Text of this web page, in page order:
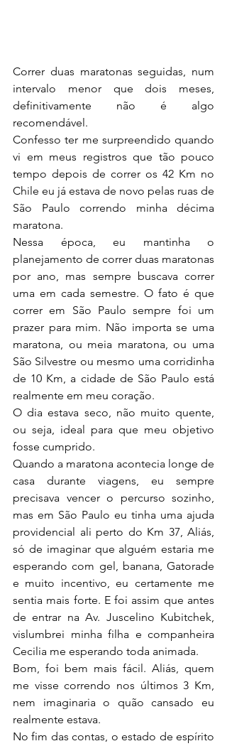
Correr duas maratonas seguidas, num
intervalo menor que dois meses,
definitivamente não é algo
recomendável.
Confesso ter me surpreendido quando
vi em meus registros que tão pouco
tempo depois de correr os 42 Km no
Chile eu já estava de novo pelas ruas de
São Paulo correndo minha décima
maratona.
Nessa época, eu mantinha o
planejamento de correr duas maratonas
por ano, mas sempre buscava correr
uma em cada semestre. O fato é que
correr em São Paulo sempre foi um
prazer para mim. Não importa se uma
maratona, ou meia maratona, ou uma
São Silvestre ou mesmo uma corridinha
de 10 Km, a cidade de São Paulo está
realmente em meu coração.
O dia estava seco, não muito quente,
ou seja, ideal para que meu objetivo
fosse cumprido.
Quando a maratona acontecia longe de
casa durante viagens, eu sempre
precisava vencer o percurso sozinho,
mas em São Paulo eu tinha uma ajuda
providencial ali perto do Km 37, Aliás,
só de imaginar que alguém estaria me
esperando com gel, banana, Gatorade
e muito incentivo, eu certamente me
sentia mais forte. E foi assim que antes
de entrar na Av. Juscelino Kubitchek,
vislumbrei minha filha e companheira
Cecilia me esperando toda animada.
Bom, foi bem mais fácil. Aliás, quem
me visse correndo nos últimos 3 Km,
nem imaginaria o quão cansado eu
realmente estava.
No fim das contas, o estado de espírito